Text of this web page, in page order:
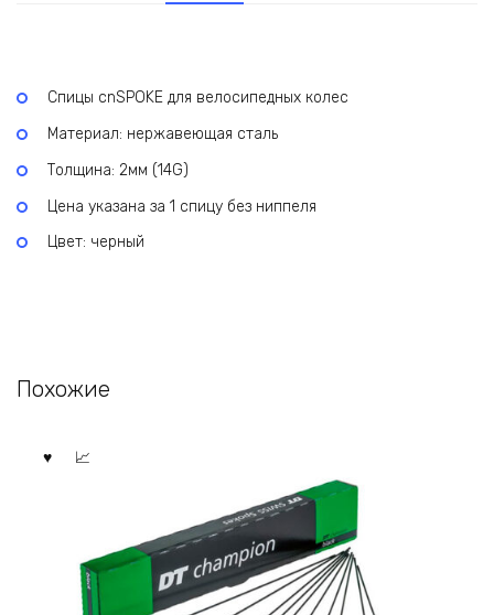
Спицы cnSPOKE для велосипедных колес
Материал: нержавеющая сталь
Толщина: 2мм (14G)
Цена указана за 1 спицу без ниппеля
Цвет: черный
Похожие